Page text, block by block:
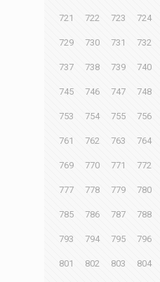
721 722 723 724
729 730 731 732
737 738 739 740
745 746 747 748
753 754 755 756
761 762 763 764
769 770 771 772
777 778 779 780
785 786 787 788
793 794 795 796
801 802 803 804